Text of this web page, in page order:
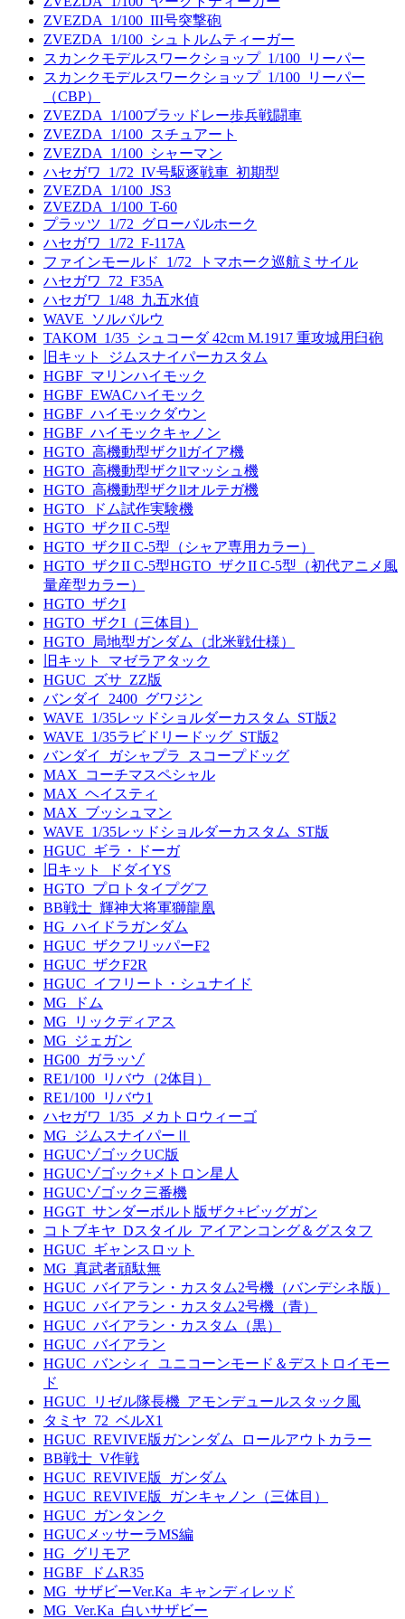
ZVEZDA_1/100_III号突撃砲
ZVEZDA_1/100_シュトルムティーガー
スカンクモデルスワークショップ_1/100_リーパー
スカンクモデルスワークショップ_1/100_リーパー
（CBP）
ZVEZDA_1/100ブラッドレー歩兵戦闘車
ZVEZDA_1/100_スチュアート
ZVEZDA_1/100_シャーマン
ハセガワ_1/72_IV号駆逐戦車_初期型
ZVEZDA_1/100_JS3
ZVEZDA_1/100_T-60
プラッツ_1/72_グローバルホーク
ハセガワ_1/72_F-117A
ファインモールド_1/72_トマホーク巡航ミサイル
ハセガワ_72_F35A
ハセガワ_1/48_九五水偵
WAVE_ソルバルウ
TAKOM_1/35_シュコーダ 42cm M.1917 重攻城用臼砲
旧キット_ジムスナイパーカスタム
HGBF_マリンハイモック
HGBF_EWACハイモック
HGBF_ハイモックダウン
HGBF_ハイモックキャノン
HGTO_高機動型ザクllガイア機
HGTO_高機動型ザクllマッシュ機
HGTO_高機動型ザクllオルテガ機
HGTO_ドム試作実験機
HGTO_ザクII C-5型
HGTO_ザクII C-5型（シャア専用カラー）
HGTO_ザクII C-5型HGTO_ザクII C-5型（初代アニメ風
量産型カラー）
HGTO_ザクI
HGTO_ザクI（三体目）
HGTO_局地型ガンダム（北米戦仕様）
旧キット_マゼラアタック
HGUC_ズサ_ZZ版
バンダイ_2400_グワジン
WAVE_1/35レッドショルダーカスタム_ST版2
WAVE_1/35ラビドリードッグ_ST版2
バンダイ_ガシャプラ_スコープドッグ
MAX_コーチマスペシャル
MAX_ヘイスティ
MAX_ブッシュマン
WAVE_1/35レッドショルダーカスタム_ST版
HGUC_ギラ・ドーガ
旧キット_ドダイYS
HGTO_プロトタイプグフ
BB戦士_輝神大将軍獅龍凰
HG_ハイドラガンダム
HGUC_ザクフリッパーF2
HGUC_ザクF2R
HGUC_イフリート・シュナイド
MG_ドム
MG_リックディアス
MG_ジェガン
HG00_ガラッゾ
RE1/100_リバウ（2体目）
RE1/100_リバウ1
ハセガワ_1/35_メカトロウィーゴ
MG_ジムスナイパーⅡ
HGUCゾゴックUC版
HGUCゾゴック+メトロン星人
HGUCゾゴック三番機
HGGT_サンダーボルト版ザク+ビッグガン
コトブキヤ_Dスタイル_アイアンコング＆グスタフ
HGUC_ギャンスロット
MG_真武者頑駄無
HGUC_バイアラン・カスタム2号機（バンデシネ版）
HGUC_バイアラン・カスタム2号機（青）
HGUC_バイアラン・カスタム（黒）
HGUC_バイアラン
HGUC_バンシィ_ユニコーンモード＆デストロイモー
ド
HGUC_リゼル隊長機_アモンデュールスタック風
タミヤ_72_ベルX1
HGUC_REVIVE版ガンンダム_ロールアウトカラー
BB戦士_V作戦
HGUC_REVIVE版_ガンダム
HGUC_REVIVE版_ガンキャノン（三体目）
HGUC_ガンタンク
HGUCメッサーラMS編
HG_グリモア
HGBF_ドムR35
MG_サザビーVer.Ka_キャンディレッド
MG_Ver.Ka_白いサザビー